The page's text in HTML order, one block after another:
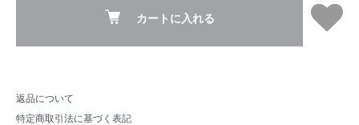
カートに入れる
返品について
特定商取引法に基づく表記